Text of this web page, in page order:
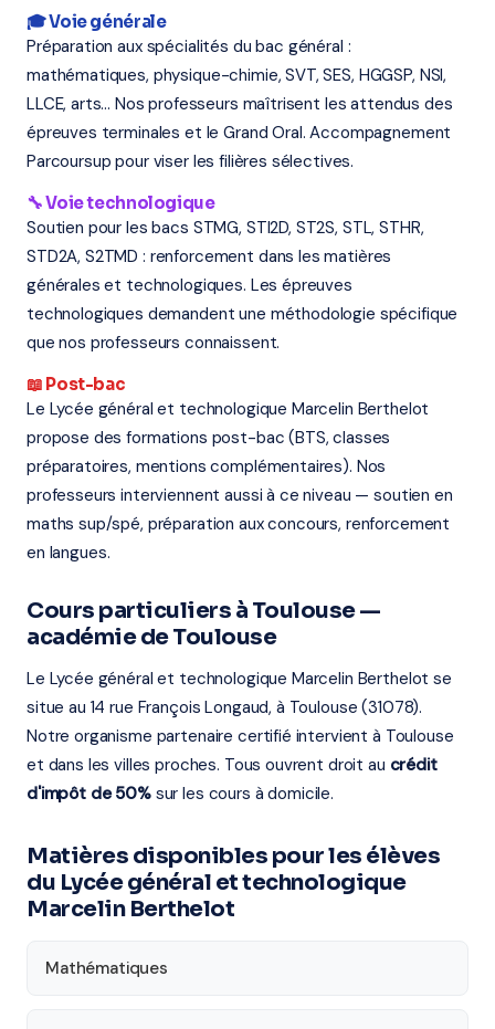
🎓 Voie générale
Préparation aux spécialités du bac général :
mathématiques, physique-chimie, SVT, SES, HGGSP, NSI,
LLCE, arts... Nos professeurs maîtrisent les attendus des
épreuves terminales et le Grand Oral. Accompagnement
Parcoursup pour viser les filières sélectives.
🔧 Voie technologique
Soutien pour les bacs STMG, STI2D, ST2S, STL, STHR,
STD2A, S2TMD : renforcement dans les matières
générales et technologiques. Les épreuves
technologiques demandent une méthodologie spécifique
que nos professeurs connaissent.
📖 Post-bac
Le Lycée général et technologique Marcelin Berthelot
propose des formations post-bac (BTS, classes
préparatoires, mentions complémentaires). Nos
professeurs interviennent aussi à ce niveau — soutien en
maths sup/spé, préparation aux concours, renforcement
en langues.
Cours particuliers à Toulouse —
académie de Toulouse
Le Lycée général et technologique Marcelin Berthelot se
situe au 14 rue François Longaud, à Toulouse (31078).
Notre organisme partenaire certifié intervient à Toulouse
et dans les villes proches. Tous ouvrent droit au crédit
d'impôt de 50%sur les cours à domicile.
Matières disponibles pour les élèves
du Lycée général et technologique
Marcelin Berthelot
Mathématiques